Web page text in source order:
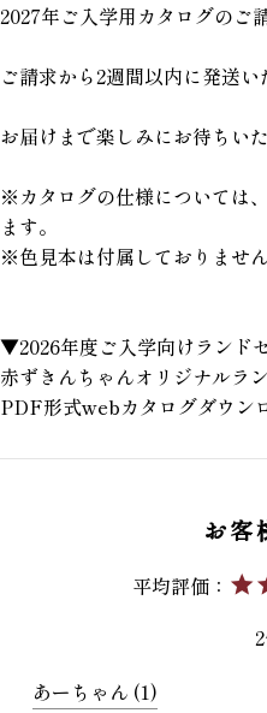
2027年ご入学用カタログのご
ご請求から2週間以内に発送い
お届けまで楽しみにお待ちい
※カタログの仕様については
ます。
※色見本は付属しておりません
▼2026年度ご入学向けランド
赤ずきんちゃんオリジナルラ
PDF形式webカタログダウン
2
あーちゃん 1